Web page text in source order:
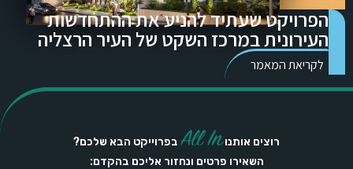
הפרויקט שעתיד להניע את ההתחדשות
העירונית במרכז השקט של העיר הרצליה
לקריאת המאמר
רוצים אותנוAll In בפרוייקט הבא שלכם?
השאירו פרטים ונחזור אליכם בהקדם: